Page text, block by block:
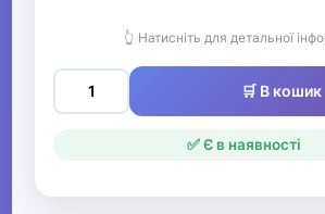
👆 Натисніть для детальної
🛒 В кошик
✅ Є в наявності